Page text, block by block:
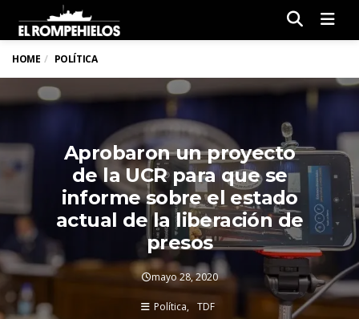
HOME POLÍTICA
Aprobaron un proyecto
de la UCR para que se
informe sobre el estado
actual de la liberación de
presos
mayo 28, 2020
Política TDF